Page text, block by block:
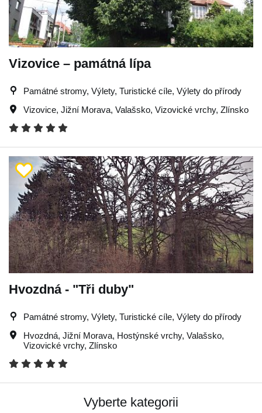
Vyberte kategorii
Vizovice – památná lípa
Památné stromy, Výlety, Turistické cíle, Výlety do přírody
Vizovice, Jižní Morava, Valašsko, Vizovické vrchy, Zlínsko
Hvozdná - "Tři duby"
Památné stromy, Výlety, Turistické cíle, Výlety do přírody
Hvozdná, Jižní Morava, Hostýnské vrchy, Valašsko,
Vizovické vrchy, Zlínsko